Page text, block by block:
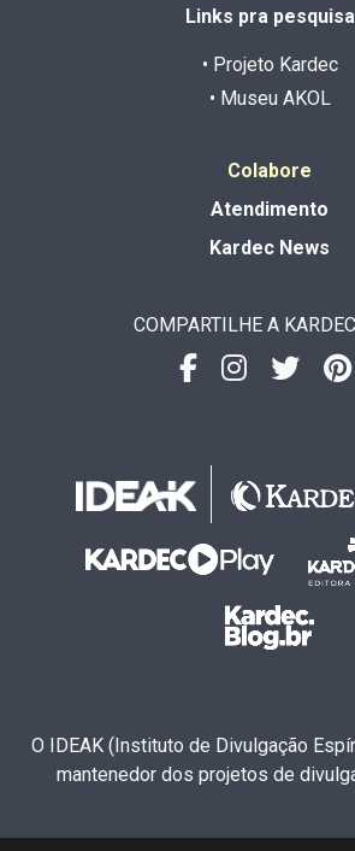
Links pra pesquisa
• Projeto Kardec
• Museu AKOL
Colabore
Atendimento
Kardec News
COMPARTILHE A
O IDEAK (Instituto de Divulgação
mantenedor dos projetos de